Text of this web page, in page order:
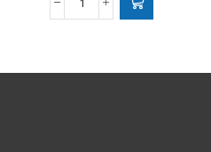
PILA
cantidad